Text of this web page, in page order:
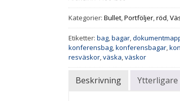
Kategorier:Bullet,Portföljer,röd,
Etiketter:bag,bagar,
konferensbag,konferensbagar,
resväskor,väska,väskor
Beskrivning